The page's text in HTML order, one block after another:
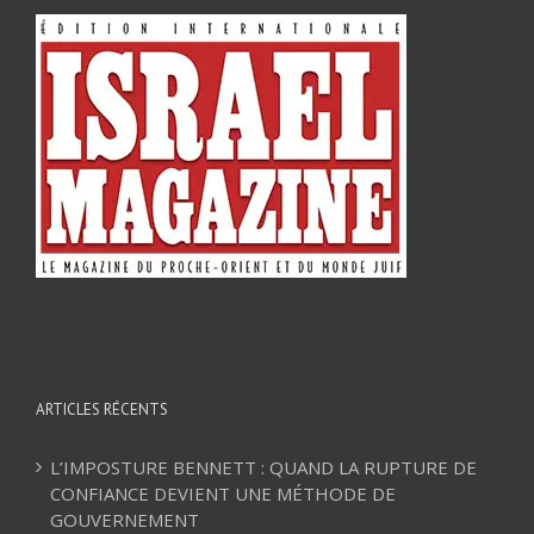
ARTICLES RÉCENTS
L’IMPOSTURE BENNETT : QUAND LA RUPTURE DE
CONFIANCE DEVIENT UNE MÉTHODE DE
GOUVERNEMENT